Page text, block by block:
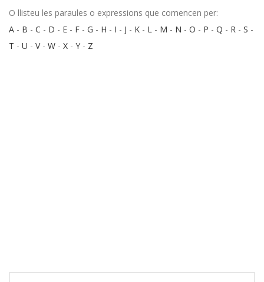
O llisteu les paraules o expressions que comencen per:
A - B - C - D - E - F - G - H - I - J - K - L - M - N - O - P - Q - R - S -
T - U - V- W - X - Y - Z